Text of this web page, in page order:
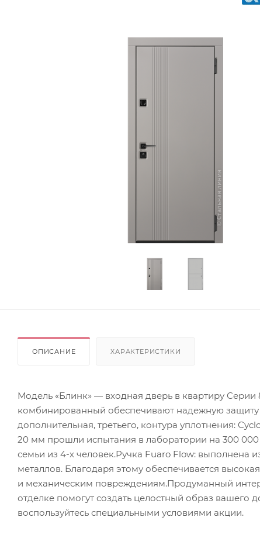
ОПИСАНИЕ ХАРАКТЕРИСТИКИ
Модель «Блинк» — входная дверь в квартиру Серии
комбинированный обеспечивают надежную защиту
дополнительная, третьего, контура уплотнения:
20 мм прошли испытания в лаборатории на 300
семьи из 4-х человек.Ручка Fuaro Flow: выполнена
металлов. Благодаря этому обеспечивается
и механическим повреждениям.Продуманный
отделке помогут создать целостный образ
воспользуйтесь специальными условиями акции.